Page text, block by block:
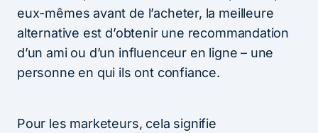
eux-mêmes avant de l’acheter, la meilleure
alternative est d’obtenir une recommandation
d’un ami ou d’un influenceur en ligne – une
personne en qui ils ont confiance.
Pour les marketeurs, cela signifie